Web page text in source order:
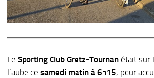
Le Sporting Club Gretz-Tournan était sur
l’aube ce samedi matin à 6h15, pour